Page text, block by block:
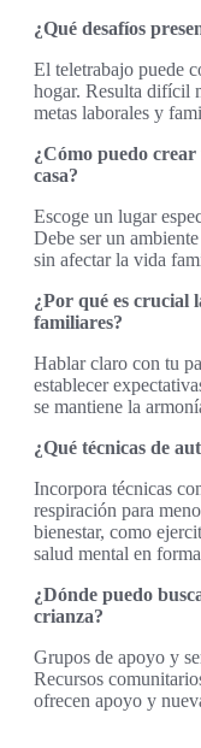
¿Qué desafíos
El teletrabajo puede
hogar. Resulta difícil
metas laborales y
¿Cómo puedo
casa?
Escoge un lugar
Debe ser un
sin afectar la vida
¿Por qué es crucial
familiares?
Hablar claro con tu
establecer
se mantiene la
¿Qué técnicas de
Incorpora técnicas
respiración para
bienestar, como
salud mental en
¿Dónde puedo
crianza?
Grupos de apoyo y
Recursos
ofrecen apoyo y